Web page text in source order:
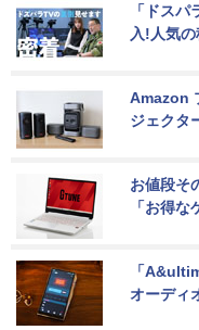
「ドス
入!人気
Amazon
ジェクタ
お値段そ
「お得な
「
オーディ